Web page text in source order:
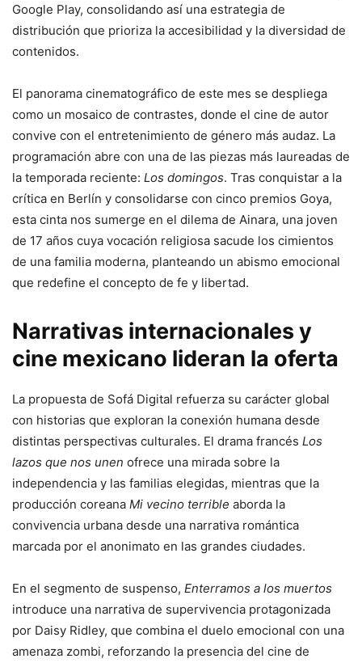
Google Play, consolidando así una estrategia de
distribución que prioriza la accesibilidad y la diversidad de
contenidos.
El panorama cinematográfico de este mes se despliega
como un mosaico de contrastes, donde el cine de autor
convive con el entretenimiento de género más audaz. La
programación abre con una de las piezas más laureadas de
la temporada reciente: Los domingos. Tras conquistar a la
crítica en Berlín y consolidarse con cinco premios Goya,
esta cinta nos sumerge en el dilema de Ainara, una joven
de 17 años cuya vocación religiosa sacude los cimientos
de una familia moderna, planteando un abismo emocional
que redefine el concepto de fe y libertad.
Narrativas internacionales y
cine mexicano lideran la oferta
La propuesta de Sofá Digital refuerza su carácter global
con historias que exploran la conexión humana desde
distintas perspectivas culturales. El drama francés Los
lazos que nos unen ofrece una mirada sobre la
independencia y las familias elegidas, mientras que la
producción coreana Mi vecino terrible aborda la
convivencia urbana desde una narrativa romántica
marcada por el anonimato en las grandes ciudades.
En el segmento de suspenso, Enterramos a los muertos
introduce una narrativa de supervivencia protagonizada
por Daisy Ridley, que combina el duelo emocional con una
amenaza zombi, reforzando la presencia del cine de